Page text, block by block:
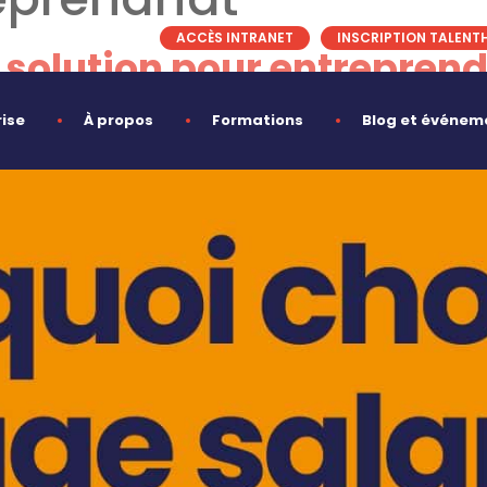
ACCÈS INTRANET INSCRIPTION
À propos Formations Blog et
pour